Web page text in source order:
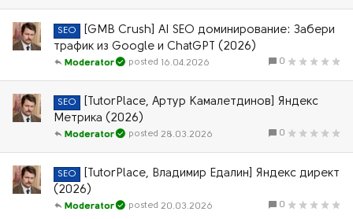
SEO
[GMB Crush] AI SEO доминирование: Забери
трафик из Google и ChatGPT (2026)
0
16.04.2026
Moderator
SEO
[TutorPlace, Артур Камалетдинов] Яндекс
Метрика (2026)
0
28.03.2026
Moderator
SEO
[TutorPlace, Владимир Едалин] Яндекс директ
(2026)
0
20.03.2026
Moderator